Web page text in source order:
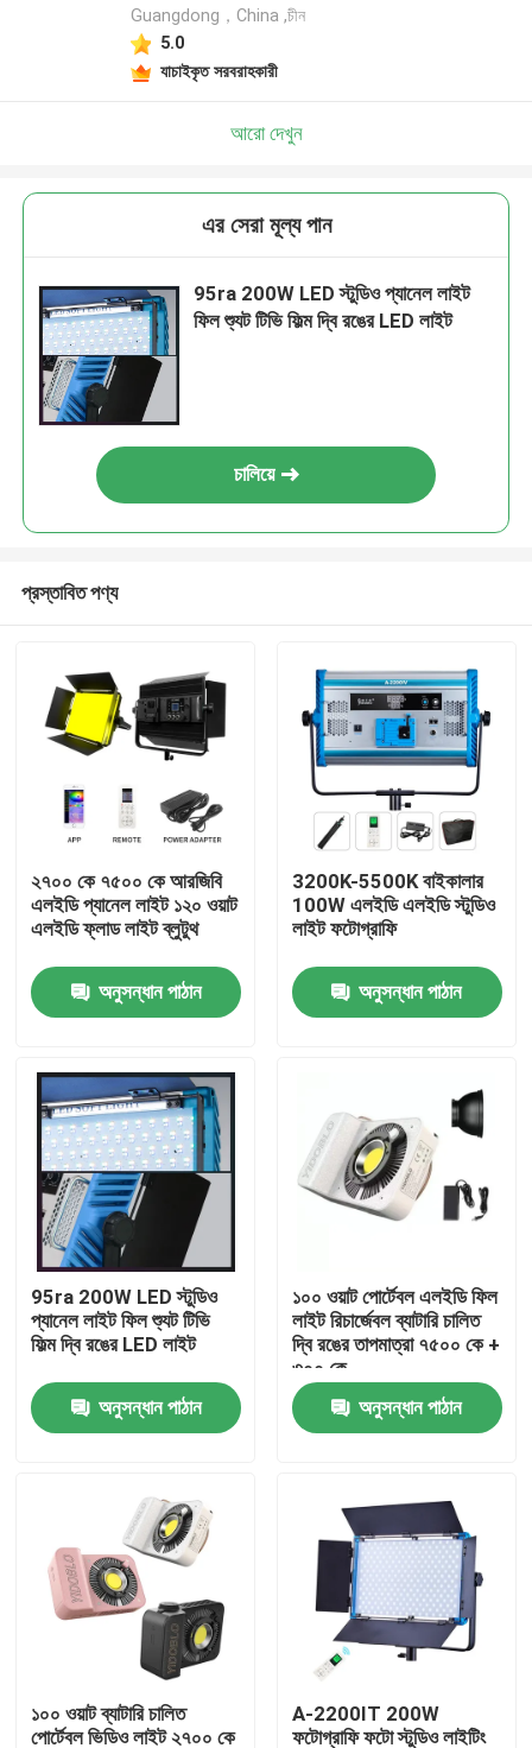
পণ্য
ভিডিও
আমাদের সম্বন্ধে
কারখানা পরিদর্শন
গুণমান নিয়ন্ত্রণ
আমাদের সাথে যোগাযোগ
খবর
LED ভিডিও স্টুডিও লাইট
Guangdong，China ,চীন
5.0
যাচাইকৃত সরবরাহকারী
আরো দেখুন
এর সেরা মূল্য পান
95ra 200W LED স্টুডিও প্যানেল লাইট
ফিল শ্যুট টিভি ফিল্ম দ্বি রঙের LED লাইট
চালিয়ে
প্রস্তাবিত পণ্য
২৭০০ কে ৭৫০০ কে আরজিবি
এলইডি প্যানেল লাইট ১২০ ওয়াট
এলইডি ফ্লাড লাইট ব্লুটুথ
অনুসন্ধান পাঠান
3200K-5500K বাইকালার
100W এলইডি এলইডি স্টুডিও
লাইট ফটোগ্রাফি
অনুসন্ধান পাঠান
95ra 200W LED স্টুডিও
প্যানেল লাইট ফিল শ্যুট টিভি
ফিল্ম দ্বি রঙের LED লাইট
অনুসন্ধান পাঠান
১০০ ওয়াট পোর্টেবল এলইডি ফিল
লাইট রিচার্জেবল ব্যাটারি চালিত
দ্বি রঙের তাপমাত্রা ৭৫০০ কে +
৩০০ কে
অনুসন্ধান পাঠান
১০০ ওয়াট ব্যাটারি চালিত
পোর্টেবল ভিডিও লাইট ২৭০০ কে
A-2200IT 200W
ফটোগ্রাফি ফটো স্টুডিও লাইটিং